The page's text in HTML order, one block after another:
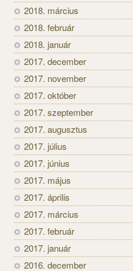
2018. március
2018. február
2018. január
2017. december
2017. november
2017. október
2017. szeptember
2017. augusztus
2017. július
2017. június
2017. május
2017. április
2017. március
2017. február
2017. január
2016. december